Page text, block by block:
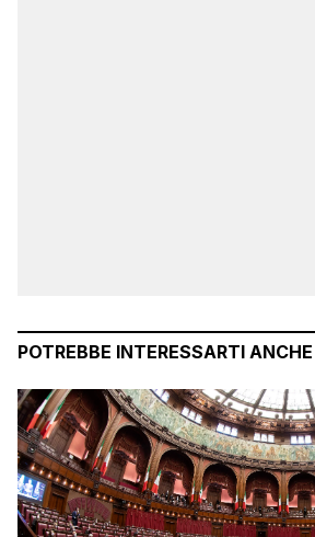
POTREBBE INTERESSARTI ANCHE